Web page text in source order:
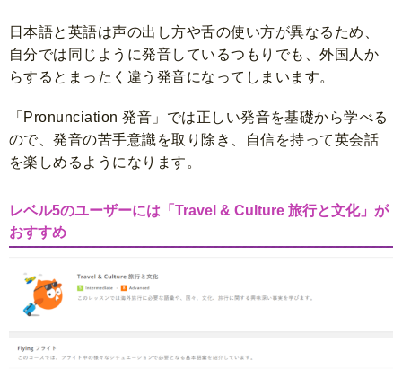
日本語と英語は声の出し方や舌の使い方が異なるため、
自分では同じように発音しているつもりでも、外国人か
らするとまったく違う発音になってしまいます。
「Pronunciation 発音」では正しい発音を基礎から学べる
ので、発音の苦手意識を取り除き、自信を持って英会話
を楽しめるようになります。
レベル5のユーザーには「Travel & Culture 旅行と文化」が
おすすめ